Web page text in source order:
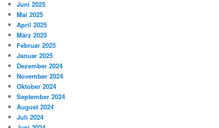
Juni 2025
Mai 2025
April 2025
März 2025
Februar 2025
Januar 2025
Dezember 2024
November 2024
Oktober 2024
September 2024
August 2024
Juli 2024